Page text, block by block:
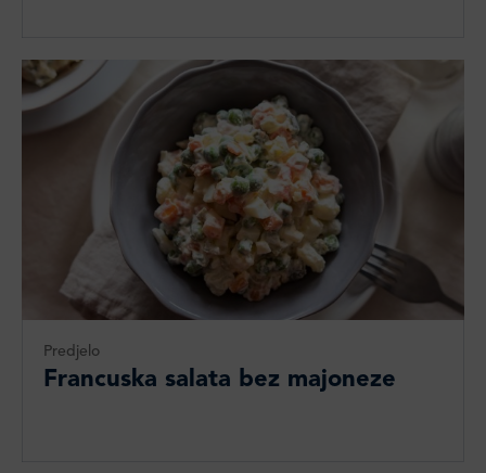
Predjelo
Francuska salata bez majoneze